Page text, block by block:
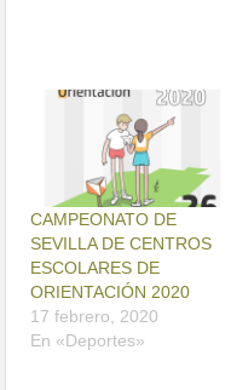
CAMPEONATO DE
SEVILLA DE CENTROS
ESCOLARES DE
ORIENTACIÓN 2020
17 febrero, 2020
En «Deportes»